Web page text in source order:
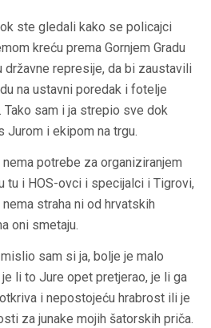
ste gledali kako se policajci
kreću prema Gornjem Gradu
represije, da bi zaustavili
na ustavni poredak i fotelje
Tako sam i ja strepio sve dok
Jurom i ekipom na trgu.
potrebe za organiziranjem
tu i HOS-ovci i specijalci i Tigrovi,
straha ni od hrvatskih
oni smetaju.
sam si ja, bolje je malo
li to Jure opet pretjerao, je li ga
i nepostojeću hrabrost ili je
za junake mojih šatorskih priča.